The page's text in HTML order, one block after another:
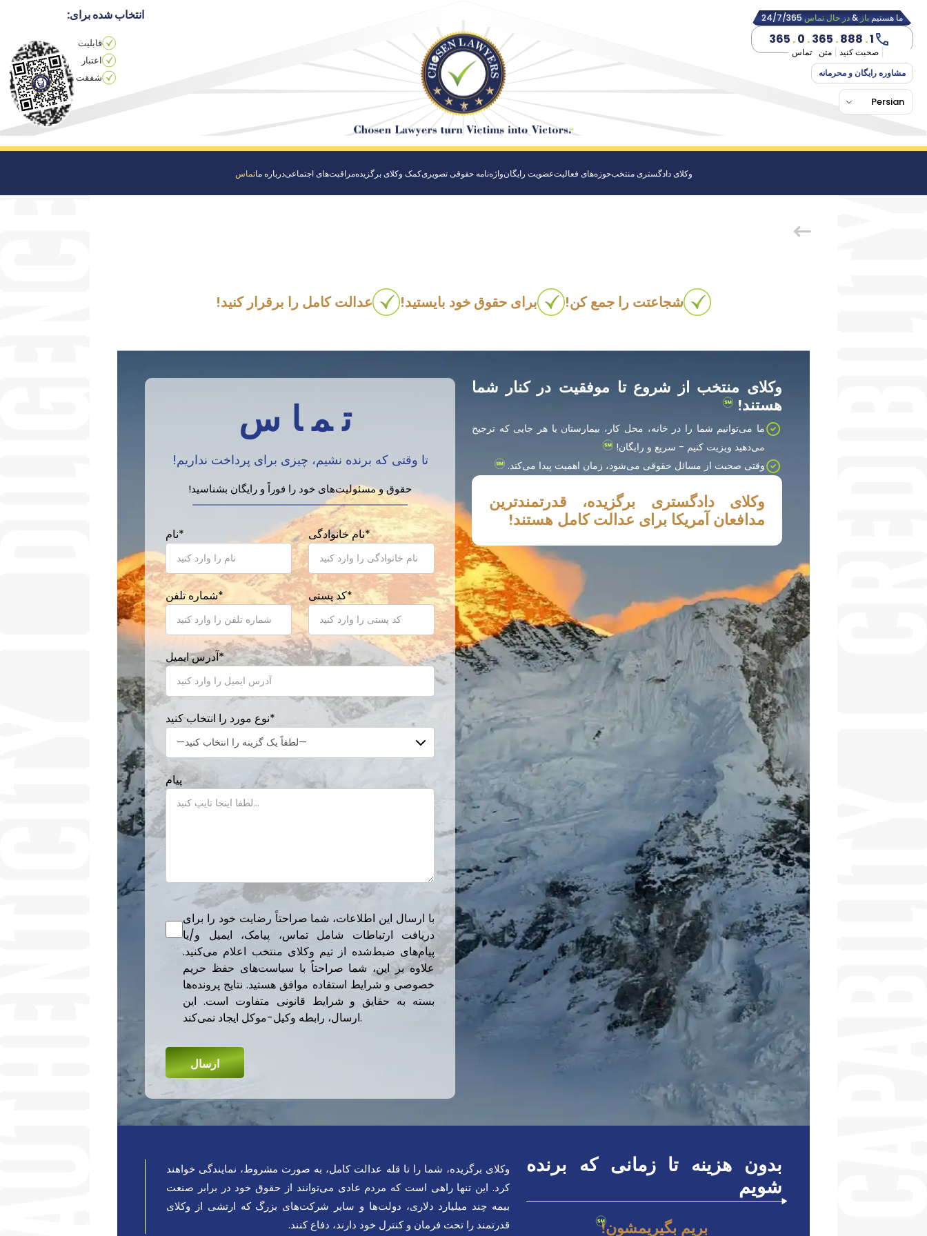
انتخاب شده برای:
قابلیت
اعتبار
شفقت
ما هستیمباز&در حال تماس24/7/365
1
.
.
.
.
صحبت کنید متن تماس
مشاوره رایگان و محرمانه
Persian
وکلای دادگستری منتخبحوزه‌های فعالیتعضویت رایگانواژه‌نامه حقوقی تصویریکمک وکلای برگزیدهمراقبت‌های اجتماعیدرباره ماتماس
شجاعتت را جمع کن! برای حقوق خود بایستید! عدالت کامل را برقرار کنید!
وکلای منتخب از شروع تا موفقیت در کنار شما
هستند!
ما می‌توانیم شما را در خانه، محل کار، بیمارستان یا هر جایی که ترجیح
می‌دهید ویزیت کنیم - سریع و رایگان!
وقتی صحبت از مسائل حقوقی می‌شود، زمان اهمیت پیدا می‌کند.
وکلای دادگستری برگزیده، قدرتمندترین
مدافعان آمریکا برای عدالت کامل هستند!
تماس
تا وقتی که برنده نشیم، چیزی برای پرداخت نداریم!
حقوق و مسئولیت‌های خود را فوراً و رایگان بشناسید!
نام* نام خانوادگی*
شماره تلفن* کد پستی*
آدرس ایمیل*
نوع مورد را انتخاب کنید*
پیام
با ارسال این اطلاعات، شما صراحتاً رضایت خود را برای
دریافت ارتباطات شامل تماس، پیامک، ایمیل و/یا
پیام‌های ضبط‌شده از تیم وکلای منتخب اعلام می‌کنید.
علاوه بر این، شما صراحتاً با سیاست‌های حفظ حریم
خصوصی و شرایط استفاده موافق هستید. نتایج پرونده‌ها
بسته به حقایق و شرایط قانونی متفاوت است. این
ارسال، رابطه وکیل-موکل ایجاد نمی‌کند.
بدون هزینه تا زمانی که برنده
شویم
بریم بگیریمشون!
وکلای برگزیده، شما را تا قله عدالت کامل، به صورت مشروط، نمایندگی خواهند
کرد. این تنها راهی است که مردم عادی می‌توانند از حقوق خود در برابر صنعت
بیمه چند میلیارد دلاری، دولت‌ها و سایر شرکت‌های بزرگ که ارتشی از وکلای
قدرتمند را تحت فرمان و کنترل خود دارند، دفاع کنند.